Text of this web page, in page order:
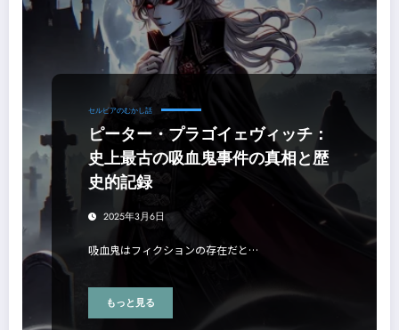
セルビアのむかし話
ピーター・プラゴイェヴィッチ：
史上最古の吸血鬼事件の真相と歴
史的記録
2025年3月6日
吸血鬼はフィクションの存在だと…
もっと見る